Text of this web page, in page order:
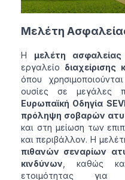
Μελέτη
Η μελέτη ασφαλείας
εργαλείο διαχείρισης
όπου
ουσίες σε μεγάλες
Ευρωπαϊκή Οδηγία
πρόληψη σοβαρών
και στη μείωση των
και περιβάλλον. Η
πιθανών σεναρίων
κινδύνων , καθώς
ετοιμότητας για